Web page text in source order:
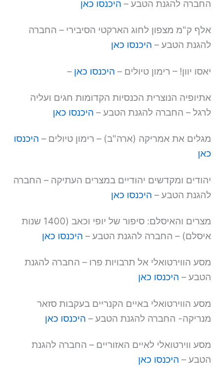
החברה להגנת הטבע – היכנסו כאן
אלף ק"מ מצפון לחוג הארקטי הסיבירי – החברה
להגנת הטבע – היכנסו כאן
יאסו יוון! – רימון טיולים – היכנסו כאן –
אתיופיה הנוצרית הכנסיות הקדומות חגים ועליה
לרגל – החברה להגנת הטבע – היכנסו כאן
מגלים את אמריקה (ארה"ב) – רימון טיולים – היכנסו
כאן
יהודים ומקדשים יהודיים במצרים העתיקה – החברה
להגנת הטבע – היכנסו כאן
מצרים והאיסלם: סיפור של יופי וכאב (1400 שנות
איסלם) – החברה להגנת הטבע – היכנסו כאן
מסע הווירטואלי אל תרבויות פרו – החברה להגנת
הטבע – היכנסו כאן
מסע הווירטואלי באיים הקנריים בעקבות סזאר
מנריקה- החברה להגנת הטבע – היכנסו כאן
מסע ווירטואלי לאיים האזוריים – החברה להגנת
הטבע – היכנסו כאן